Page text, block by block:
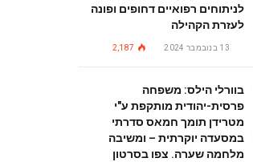
לניתוחים רפואיים דחופים ופונה
לעזרת הקהילה
13 בנובמבר 2024 2,187
בוורלי הילס: משפחה
פרסית-יהודית מותקפת ע"י
מטרידן תומך חמאס סדרתי
במסעדה יוקרתית – ומשיבה
מלחמה שערה. צפו בסרטון